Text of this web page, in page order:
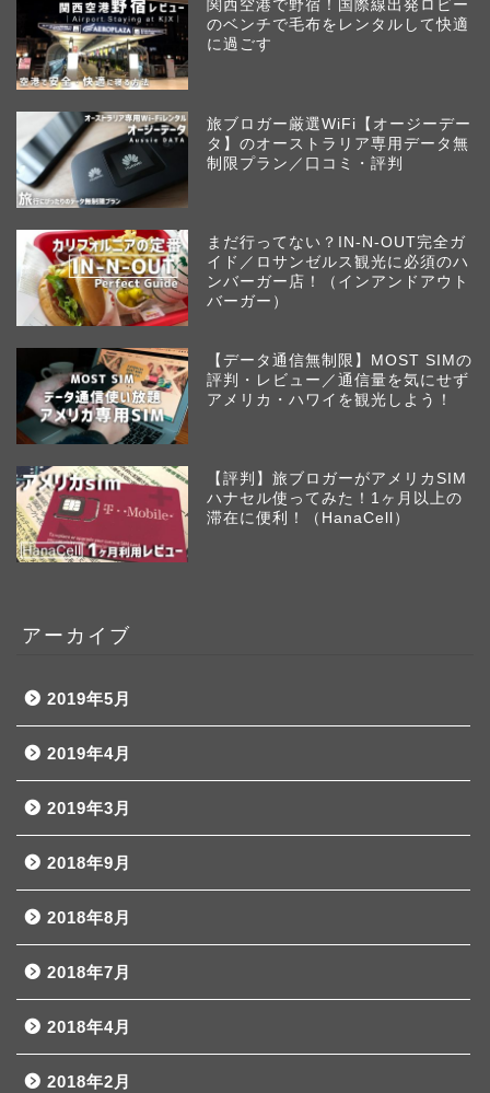
関西空港で野宿！国際線出発ロビー
のベンチで毛布をレンタルして快適
に過ごす
旅ブロガー厳選WiFi【オージーデー
タ】のオーストラリア専用データ無
制限プラン／口コミ・評判
まだ行ってない？IN-N-OUT完全ガ
イド／ロサンゼルス観光に必須のハ
ンバーガー店！（インアンドアウト
バーガー）
【データ通信無制限】MOST SIMの
評判・レビュー／通信量を気にせず
アメリカ・ハワイを観光しよう！
【評判】旅ブロガーがアメリカSIM
ハナセル使ってみた！1ヶ月以上の
滞在に便利！（HanaCell）
アーカイブ
2019年5月
2019年4月
2019年3月
2018年9月
2018年8月
2018年7月
2018年4月
2018年2月